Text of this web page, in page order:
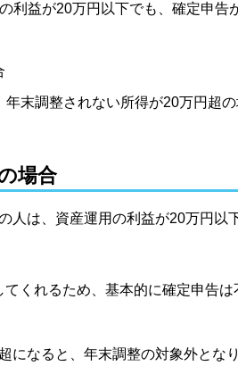
利益が20万円以下でも、確定申告
末調整されない所得が20万円超
場合
人は、資産運用の利益が20万円以
くれるため、基本的に確定申告は
になると、年末調整の対象外となり